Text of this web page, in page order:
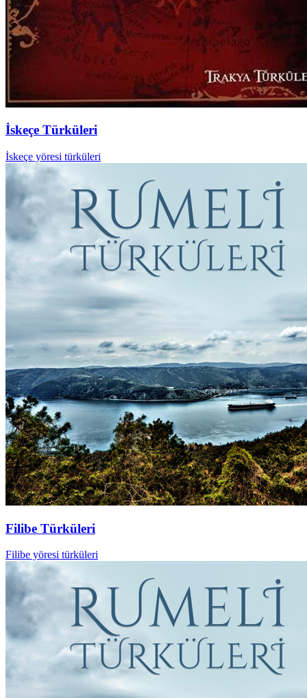
İskeçe Türküleri
İskeçe yöresi türküleri
Filibe Türküleri
Filibe yöresi türküleri